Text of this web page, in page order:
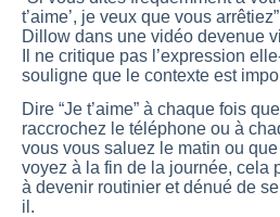
t’aime’, je veux que vous
Dillow dans une vidéo devenue
Il ne critique pas l’expression
souligne que le contexte est
Dire “Je t’aime” à chaque fois
raccrochez le téléphone ou à
vous vous saluez le matin ou
voyez à la fin de la journée, cela
à devenir routinier et dénué de
il.